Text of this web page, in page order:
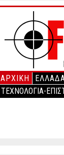
ΑΡΧΙΚΉ
ΤΕΧΝΟΛΟΓΙΑ-